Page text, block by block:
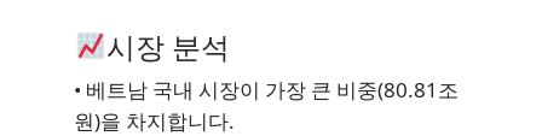
시장 분석
• 베트남 국내 시장이 가장 큰 비중(80.81조
원)을 차지합니다.